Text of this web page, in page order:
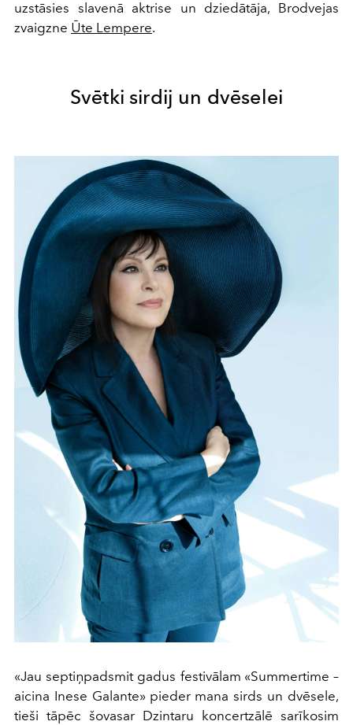
uzstāsies slavenā aktrise un dziedātāja, Brodvejas
zvaigzne Ūte Lempere.
Svētki sirdij un dvēselei
«Jau septiņpadsmit gadus festivālam «Summertime –
aicina Inese Galante» pieder mana sirds un dvēsele,
tieši tāpēc šovasar Dzintaru koncertzālē sarīkosim